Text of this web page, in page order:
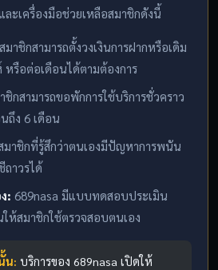
ละเครื่องมือช่วยเหลือสมาชิกดังนี้
สมาชิกสามารถตั้งวงเงินการฝากหรือเดิม
รือต่อเดือนได้ตามต้องการ
ชิกสามารถขอพักการใช้บริการชั่วคราว
ถึง 6 เดือน
มาชิกที่รู้สึกว่าตนเองมีปัญหาการพนัน
าวรได้
: 689nasa มีแบบทดสอบประเมิน
ห้สมาชิกใช้ตรวจสอบตนเอง
น: บริการของ 689nasa เปิดให้